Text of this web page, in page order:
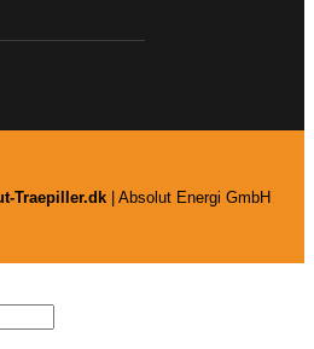
Traepiller.dk | Absolut Energi GmbH